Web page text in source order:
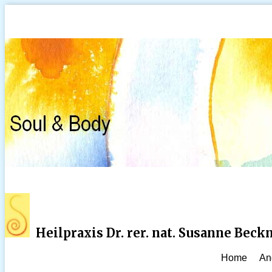
Heilpraxis Dr. rer. nat. Susanne
Home